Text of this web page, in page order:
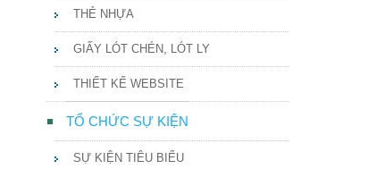
THẺ NHỰA
GIẤY LÓT CHÉN, LÓT LY
THIẾT KẾ WEBSITE
TỔ CHỨC SỰ KIỆN
SỰ KIỆN TIÊU BIỂU